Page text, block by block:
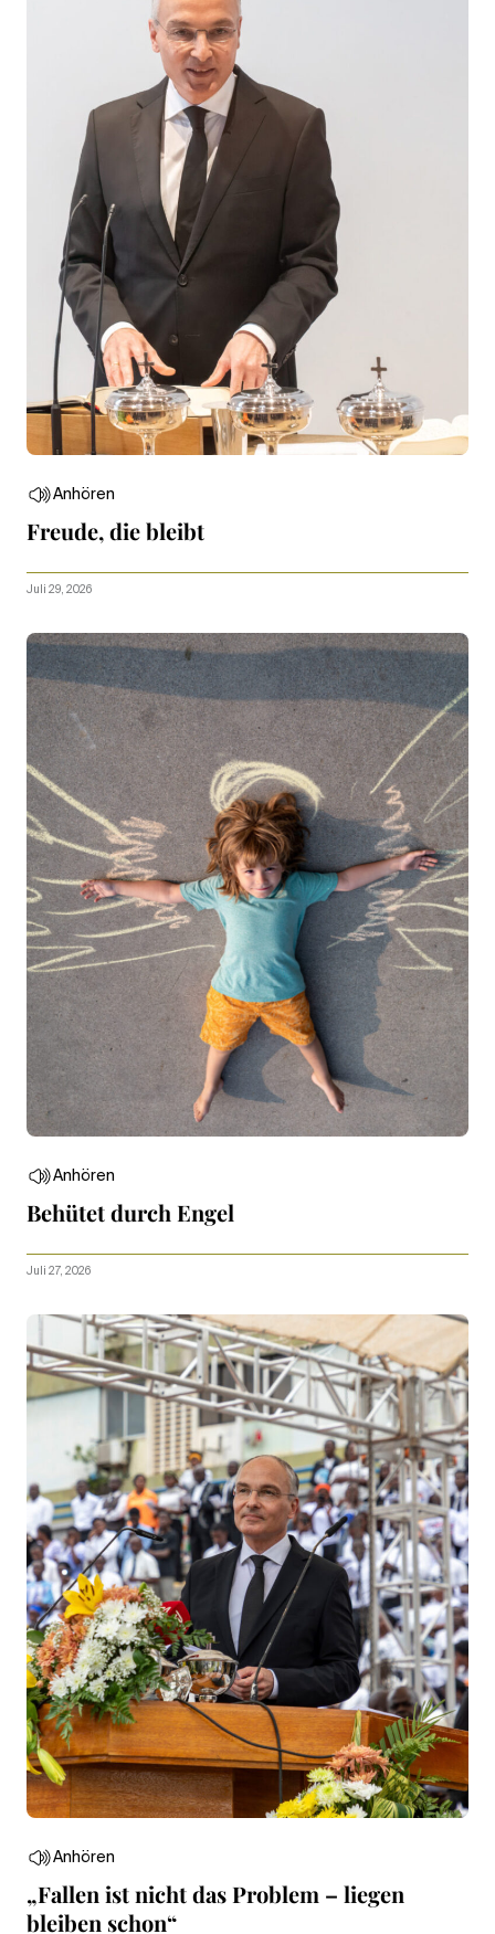
Anhören
Freude, die bleibt
Juli 29, 2026
Anhören
Behütet durch Engel
Juli 27, 2026
Anhören
„Fallen ist nicht das Problem – liegen
bleiben schon“